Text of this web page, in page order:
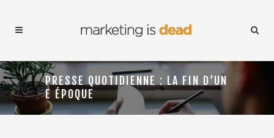
PRESSE QUOTIDIENNE : LA FIN D’UN
E ÉPOQUE